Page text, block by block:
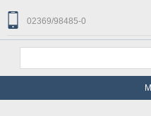
02369/98485-0